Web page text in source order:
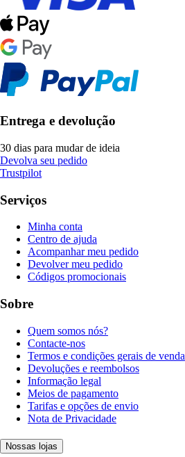
Entrega e devolução
30 dias para mudar de ideia
Devolva seu pedido
Trustpilot
Serviços
Minha conta
Centro de ajuda
Acompanhar meu pedido
Devolver meu pedido
Códigos promocionais
Sobre
Quem somos nós?
Contacte-nos
Termos e condições gerais de venda
Devoluções e reembolsos
Informação legal
Meios de pagamento
Tarifas e opções de envio
Nota de Privacidade
Nossas lojas